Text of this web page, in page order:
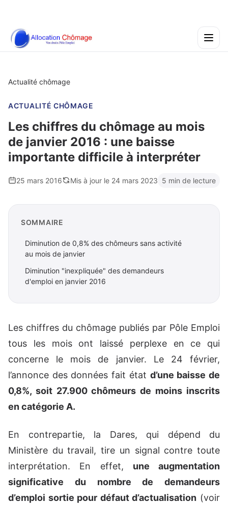
Actualité chômage
ACTUALITÉ CHÔMAGE
Les chiffres du chômage au mois
de janvier 2016 : une baisse
importante difficile à interpréter
25 mars 2016 Mis à jour le 24 mars 2023 5 min de lecture
SOMMAIRE
Diminution de 0,8% des chômeurs sans activité
au mois de janvier
Diminution "inexpliquée" des demandeurs
d'emploi en janvier 2016
Les chiffres du chômage publiés par Pôle Emploi
tous les mois ont laissé perplexe en ce qui
concerne le mois de janvier. Le 24 février,
l’annonce des données fait état d’une baisse de
0,8%, soit 27.900 chômeurs de moins inscrits
en catégorie A.
En contrepartie, la Dares, qui dépend du
Ministère du travail, tire un signal contre toute
interprétation. En effet,
une augmentation
significative du nombre de demandeurs
d’emploi sortie pour défaut d’actualisation (voir